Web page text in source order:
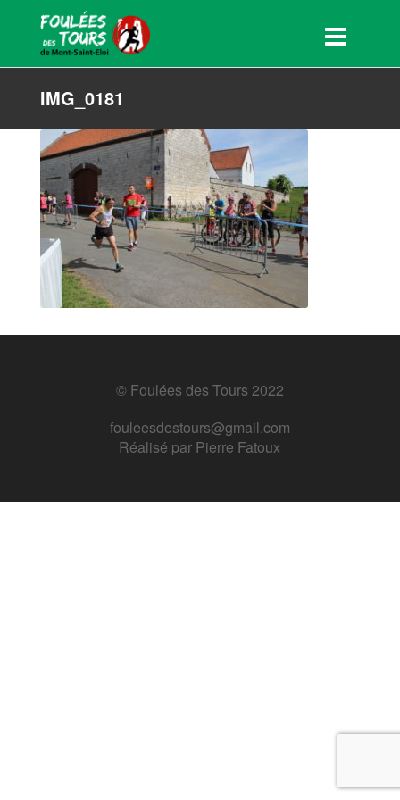
IMG_0181
© Foulées des Tours 2022
fouleesdestours@gmail.com
Réalisé par Pierre Fatoux